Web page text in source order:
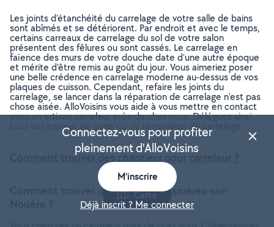
Les joints d’étanchéité du carrelage de votre salle de bains
sont abîmés et se détériorent. Par endroit et avec le temps,
certains carreaux de carrelage du sol de votre salon
présentent des fêlures ou sont cassés. Le carrelage en
faïence des murs de votre douche date d’une autre époque
et mérite d’être remis au goût du jour. Vous aimeriez poser
une belle crédence en carrelage moderne au-dessus de vos
plaques de cuisson. Cependant, refaire les joints du
carrelage, se lancer dans la réparation de carrelage n’est pas
chose aisée. AlloVoisins vous aide à vous mettre en contact
avec un artisan carreleur près de chez vous. Déléguez ainsi
tous vos travaux de pose ou de rénovation de carrelage.
Comment trouver des chantiers pour carreleur ?
Comment trouver un carreleur à Asnières-sur-
Carte
Connectez-vous pour profiter
pleinement d'AlloVoisins
M'inscrire
Déjà inscrit ? Me connecter